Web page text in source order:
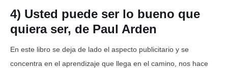
4) Usted puede ser lo bueno que
quiera ser, de Paul Arden
En este libro se deja de lado el aspecto publicitario y se
concentra en el aprendizaje que llega en el camino, nos hace